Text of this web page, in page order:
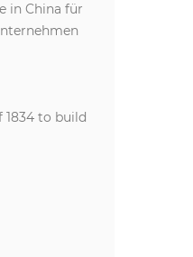
in China für
to build